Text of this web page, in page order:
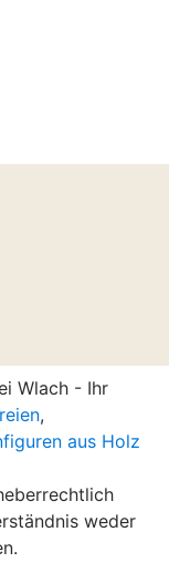
Wlach - Ihr
,
aus Holz
weder